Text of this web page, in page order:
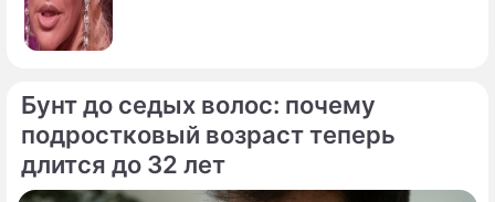
Бунт до седых волос: почему
подростковый возраст теперь
длится до 32 лет